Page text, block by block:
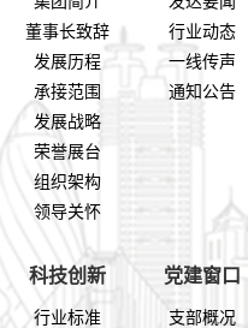
董事长致辞
发展历程
承接范围
发展战略
荣誉展台
组织架构
领导关怀
行业动态
一线传声
通知公告
科技创新
行业标准
党建窗口
支部概况